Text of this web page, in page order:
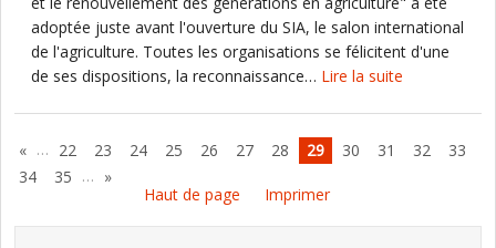
adoptée juste avant l'ouverture du SIA, le salon international
de l'agriculture. Toutes les organisations se félicitent d'une
de ses dispositions, la reconnaissance… Lire la suite
« … 22 23 24 25 26 27 28 29 30 31 32
33
34
35 … »
Haut de page
Imprimer